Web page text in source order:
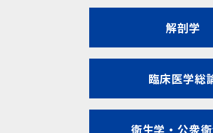
解剖学
臨床医学総
衛生学・公衆